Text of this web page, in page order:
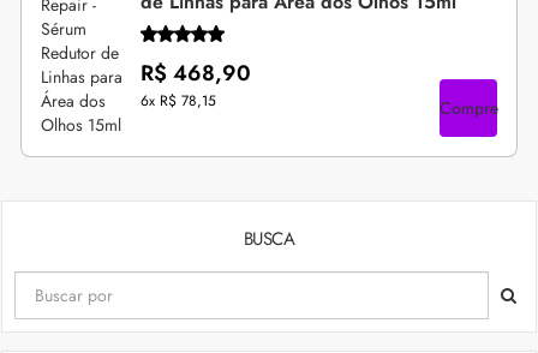
R$ 468,90
6x R$ 78,15 Compre
BUSCA